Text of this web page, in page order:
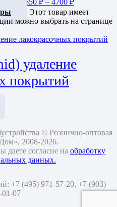
цен: 1650 ₽ – 4700 ₽
Этот товар имеет
можно выбрать на странице
удаление
покрытий
© Рознично-оптовая
2008-2026.
даете согласие на обработку
данных.
+7 (495) 971-57-20, +7 (903)
01-07